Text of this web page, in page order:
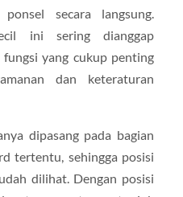
secara langsung.
ini sering dianggap
yang cukup penting
dan keteraturan
dipasang pada bagian
tertentu, sehingga posisi
dilihat. Dengan posisi